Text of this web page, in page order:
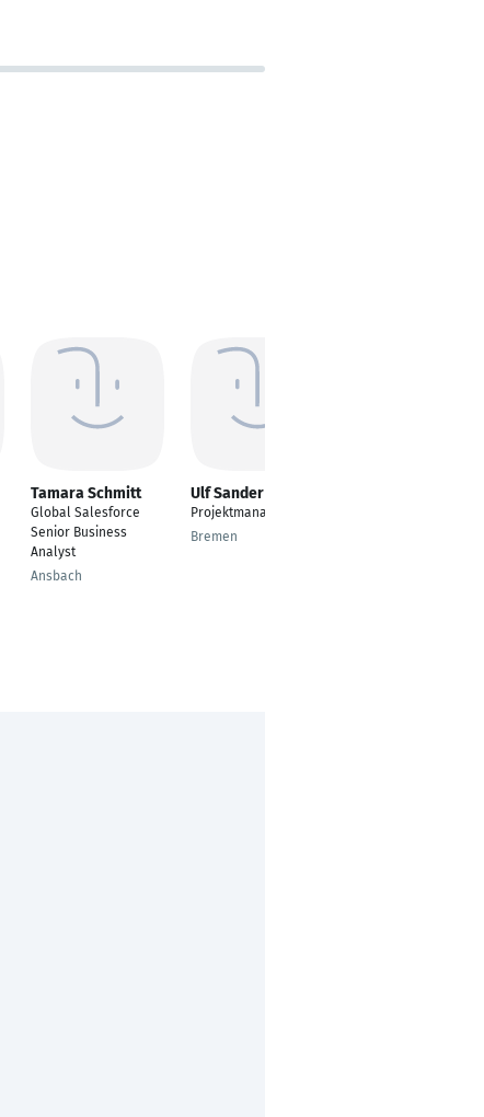
Tamara Schmitt
Global Salesforce
Senior Business
Analyst
Ansbach
Ulf Sander
Projektmanager
Bremen